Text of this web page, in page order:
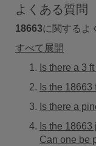
よくある質問
18663に関するよ
すべて展開
Is there a 3
Is the
Is there a
Is the
Can one be